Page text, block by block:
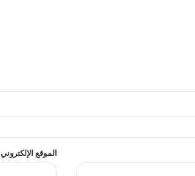
الموقع الإلكتروني